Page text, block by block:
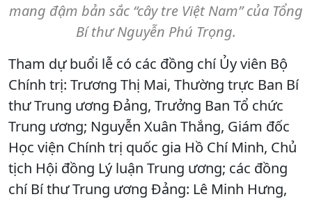
mang đậm bản sắc “cây tre Việt Nam” của Tổng
Bí thư Nguyễn Phú Trọng.
Tham dự buổi lễ có các đồng chí Ủy viên Bộ
Chính trị: Trương Thị Mai, Thường trực Ban Bí
thư Trung ương Đảng, Trưởng Ban Tổ chức
Trung ương; Nguyễn Xuân Thắng, Giám đốc
Học viện Chính trị quốc gia Hồ Chí Minh, Chủ
tịch Hội đồng Lý luận Trung ương; các đồng
chí Bí thư Trung ương Đảng: Lê Minh Hưng,